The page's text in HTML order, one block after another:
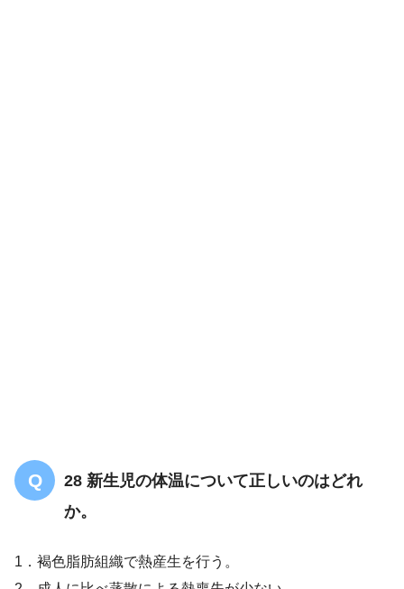
28 新生児の体温について正しいのはどれ
か。
1．褐色脂肪組織で熱産生を行う。